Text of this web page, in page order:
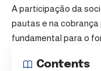
A participação da
pautas e na
fundamental para o
Contents